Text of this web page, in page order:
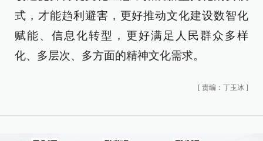
式，才能趋利避害，更好推动文化建设数智化
赋能、信息化转型，更好满足人民群众多样
化、多层次、多方面的精神文化需求。
[ 责编：丁玉冰 ]